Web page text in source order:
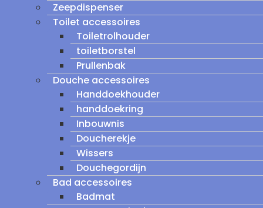
Zeepdispenser
Toilet accessoires
Toiletrolhouder
toiletborstel
Prullenbak
Douche accessoires
Handdoekhouder
handdoekring
Inbouwnis
Doucherekje
Wissers
Douchegordijn
Bad accessoires
Badmat